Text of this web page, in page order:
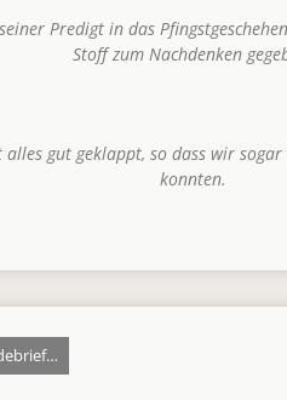
Predigt in das
Stoff zum Nachdenken
alles gut geklappt, so dass wir
konnten.